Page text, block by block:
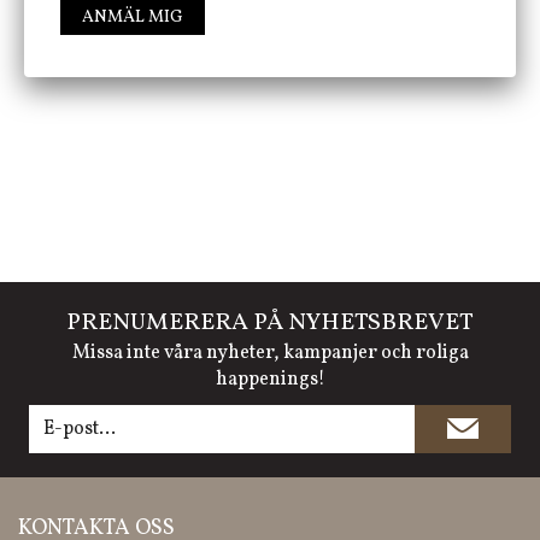
PRENUMERERA PÅ NYHETSBREVET
Missa inte våra nyheter, kampanjer och roliga
happenings!
KONTAKTA OSS
ANMÄL MIG